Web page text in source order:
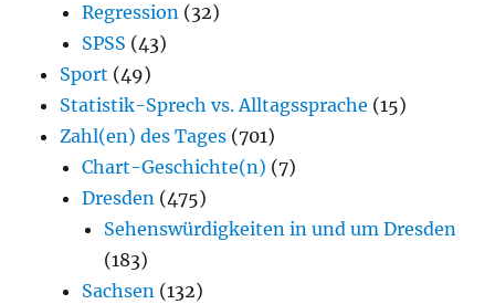
Regression (32)
SPSS (43)
Sport (49)
Statistik-Sprech vs. Alltagssprache (15)
Zahl(en) des Tages (701)
Chart-Geschichte(n) (7)
Dresden (475)
Sehenswürdigkeiten in und um Dresden
(183)
Sachsen (132)